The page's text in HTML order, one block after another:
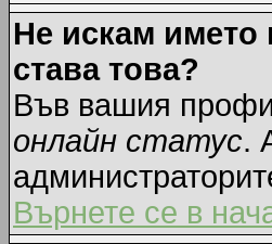
Не искам името
става това?
Във вашия
онлайн статус.
Върнете се в